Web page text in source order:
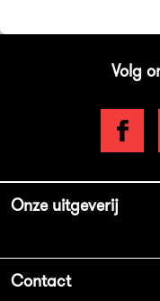
Volg
Onze uitgeverij
Contact